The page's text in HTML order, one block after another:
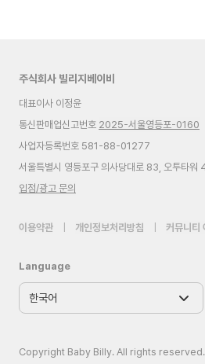
주식회사 빌리지베이비
대표이사 이정윤
통신판매업신고번호 2025-서울영등포-0160
사업자등록번호 581-88-01277
서울특별시 영등포구 의사당대로 83, 오투타워
입점/광고 문의
이용약관 개인정보처리방침 커뮤니티
Language
Copyright Baby Billy. All rights reserved.